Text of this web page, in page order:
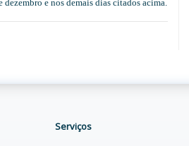
e nos demais dias citados acima.
Serviços